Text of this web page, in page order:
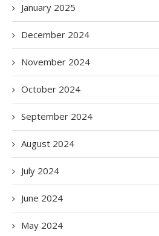
January 2025
December 2024
November 2024
October 2024
September 2024
August 2024
July 2024
June 2024
May 2024